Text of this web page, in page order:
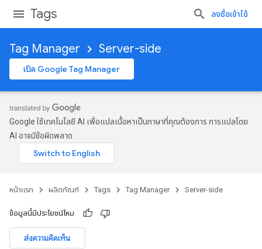
Tags ลงชื่อเข้าใช้
Tag Manager Server-side
เปิด Google Tag Manager
Google ใช้เทคโนโลยี AI เพื่อแปลเนื้อหาเป็นภาษาที่คุณต้องการ การแปลโดย
AI อาจมีข้อผิดพลาด
หน้าแรก ผลิตภัณฑ์ Tags Tag Manager Server-side
ข้อมูลนี้มีประโยชน์ไหม
ส่งความคิดเห็น